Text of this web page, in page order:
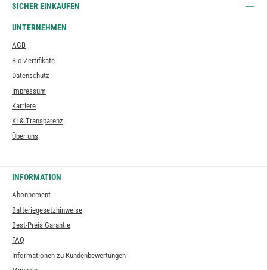
SICHER EINKAUFEN
UNTERNEHMEN
AGB
Bio Zertifikate
Datenschutz
Impressum
Karriere
KI & Transparenz
Über uns
INFORMATION
Abonnement
Batteriegesetzhinweise
Best-Preis Garantie
FAQ
Informationen zu Kundenbewertungen